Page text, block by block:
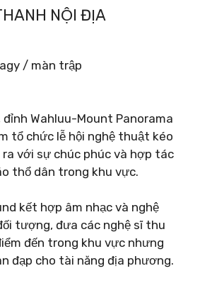
NỘI ĐỊA
/ màn trập
Wahluu-Mount Panorama
tổ chức lễ hội nghệ thuật kéo
ra với sự chúc phúc và hợp tác
thổ dân trong khu vực.
kết hợp âm nhạc và nghệ
tượng, đưa các nghệ sĩ thu
đến trong khu vực nhưng
đạp cho tài năng địa phương.